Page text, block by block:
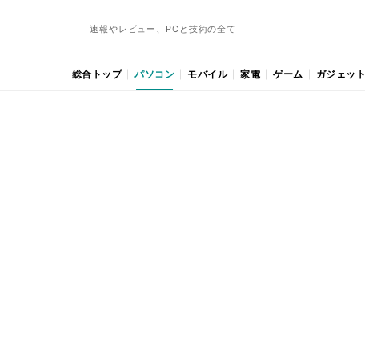
速報やレビュー、PCと技術の全て
総合トップ パソコン モバイル 家電 ゲーム ガジェット